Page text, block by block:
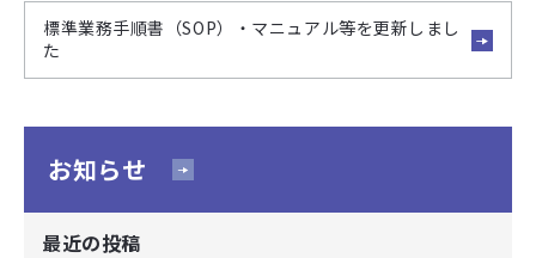
標準業務手順書（SOP）・マニュアル等を更新しまし
た
お知らせ
最近の投稿